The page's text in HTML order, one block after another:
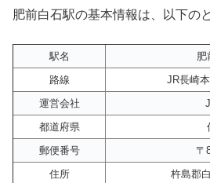
肥前白石駅の基本情報は、以下の
駅名
肥
路線
JR長崎
運営会社
都道府県
郵便番号
〒
住所
杵島郡